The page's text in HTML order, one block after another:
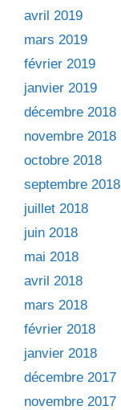
avril 2019
mars 2019
février 2019
janvier 2019
décembre 2018
novembre 2018
octobre 2018
septembre 2018
juillet 2018
juin 2018
mai 2018
avril 2018
mars 2018
février 2018
janvier 2018
décembre 2017
novembre 2017